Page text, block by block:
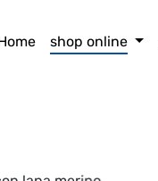
shop online